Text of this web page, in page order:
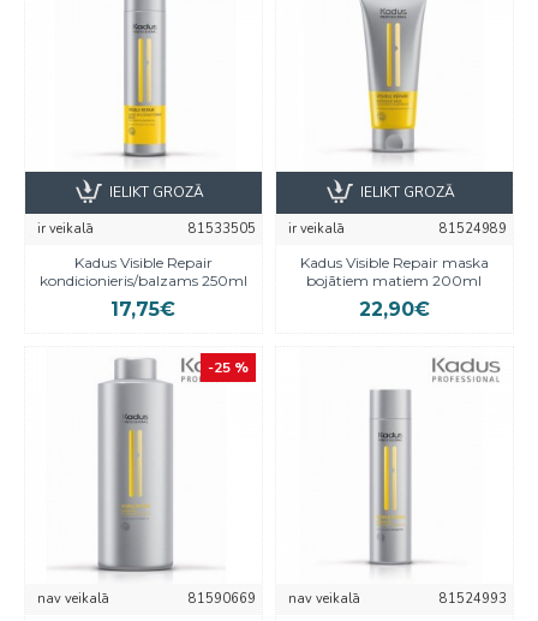
ir veikalā
81533505
Kadus Visible Repair
kondicionieris/balzams 250ml
17,75€
IELIKT GROZĀ
ir veikalā
81524989
Kadus Visible Repair maska
bojātiem matiem 200ml
22,90€
IELIKT GROZĀ
-25 %
nav veikalā
81590669
nav veikalā
81524993